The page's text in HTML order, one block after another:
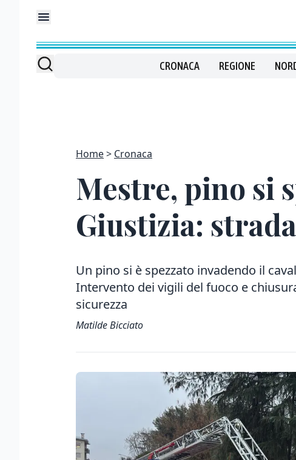
CRONACA REGIONE
Home Cronaca
Mestre, pino si
Giustizia:
Un pino si è spezzato invadendo il
Intervento dei vigili del fuoco e
sicurezza
Matilde Bicciato